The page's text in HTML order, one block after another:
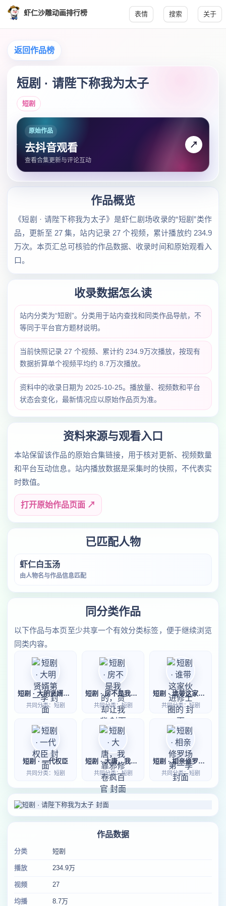
虾仁沙雕动画排行榜 表情 搜索 关于
返回作品榜
短剧 · 请陛下称我为太子
短剧
原始作品
去抖音观看
查看合集更新与评论互动
↗
作品概览
《短剧 · 请陛下称我为太子》是虾仁剧场收录的“短剧”类作
品，更新至 27 集，站内记录 27 个视频，累计播放约 234.9
万次。本页汇总可核验的作品数据、收录时间和原始观看入
口。
收录数据怎么读
站内分类为“短剧”。分类用于站内查找和同类作品导航，不
等同于平台官方题材说明。
当前快照记录 27 个视频、累计约 234.9万次播放，按现有
数据折算单个视频平均约 8.7万次播放。
资料中的收录日期为 2025-10-25。播放量、视频数和平台
状态会变化，最新情况应以原始作品页为准。
资料来源与观看入口
本站保留该作品的原始合集链接，用于核对更新、视频数量
和平台互动信息。站内播放数据是采集时的快照，不代表实
时数值。
打开原始作品页面 ↗
已匹配人物
虾仁白玉汤
由人物名与作品信息匹配
同分类作品
以下作品与本页至少共享一个有效分类标签，便于继续浏览
同类内容。
短剧 · 大明贤婿第一季
共同分类：短剧
短剧 · 房不是我的，贷却让我背
共同分类：短剧
短剧 · 谁带这家伙进修士圈的
共同分类：短剧
短剧 · 一代权臣
共同分类：短剧
短剧 · 大唐，我靠邪修卷疯百官
共同分类：短剧
短剧 · 相亲修罗场第一季
共同分类：短剧
作品数据
分类 短剧
播放 234.9万
视频 27
均播 8.7万